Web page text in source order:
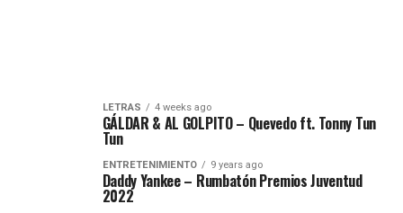
LETRAS 4 weeks ago
GÁLDAR & AL GOLPITO – Quevedo ft. Tonny Tun
Tun
ENTRETENIMIENTO 9 years ago
Daddy Yankee – Rumbatón Premios Juventud
2022